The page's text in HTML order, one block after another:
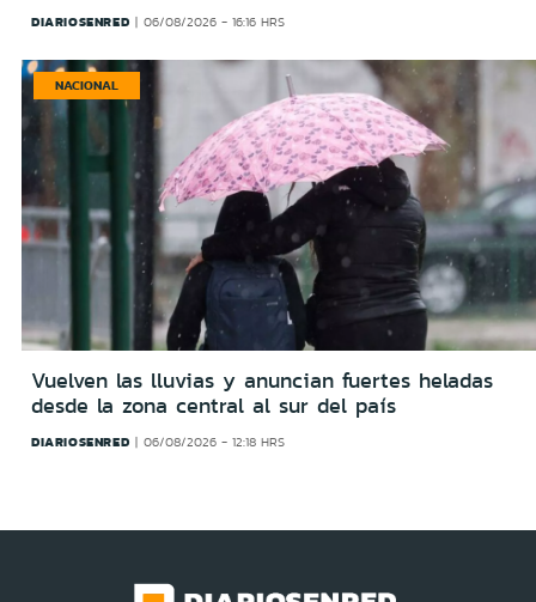
DIARIOSENRED 06/08/2026 - 16:16 HRS
NACIONAL
Vuelven las lluvias y anuncian fuertes heladas
desde la zona central al sur del país
DIARIOSENRED 06/08/2026 - 12:18 HRS